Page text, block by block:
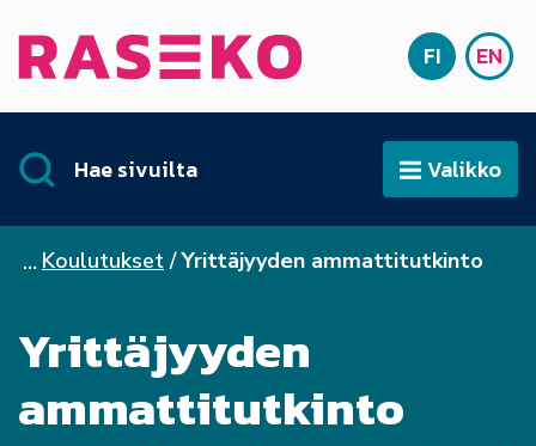
Etusivu SUOMI
FI EN
Hae sivuilta AvaaValikko
Koulutukset Yrittäjyyden ammattitutkinto
Yrittäjyyden
ammattitutkinto